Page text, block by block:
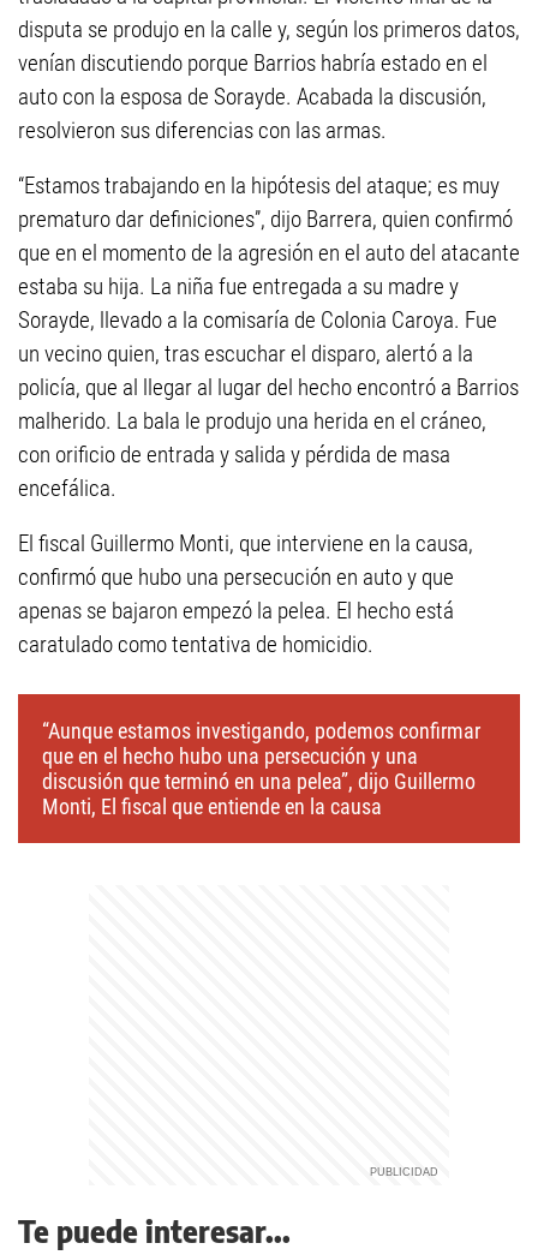
disputa se produjo en la calle y, según los primeros datos,
venían discutiendo porque Barrios habría estado en el
auto con la esposa de Sorayde. Acabada la discusión,
resolvieron sus diferencias con las armas.
“Estamos trabajando en la hipótesis del ataque; es muy
prematuro dar definiciones”, dijo Barrera, quien confirmó
que en el momento de la agresión en el auto del atacante
estaba su hija. La niña fue entregada a su madre y
Sorayde, llevado a la comisaría de Colonia Caroya. Fue
un vecino quien, tras escuchar el disparo, alertó a la
policía, que al llegar al lugar del hecho encontró a Barrios
malherido. La bala le produjo una herida en el cráneo,
con orificio de entrada y salida y pérdida de masa
encefálica.
El fiscal Guillermo Monti, que interviene en la causa,
confirmó que hubo una persecución en auto y que
apenas se bajaron empezó la pelea. El hecho está
caratulado como tentativa de homicidio.
“Aunque estamos investigando, podemos confirmar
que en el hecho hubo una persecución y una
discusión que terminó en una pelea”, dijo Guillermo
Monti, El fiscal que entiende en la causa
Te puede interesar...